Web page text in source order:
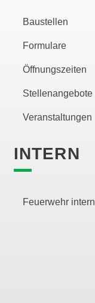
Baustellen
Formulare
Öffnungszeiten
Stellenangebote
Veranstaltungen
INTERN
Feuerwehr intern